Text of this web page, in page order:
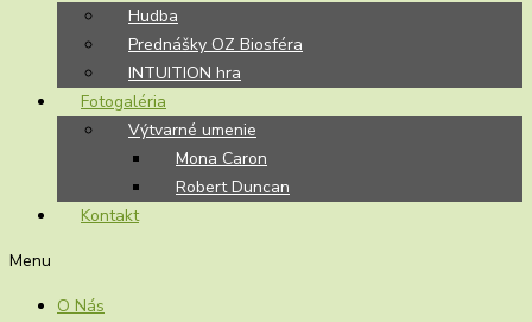
Hudba
Prednášky OZ Biosféra
INTUITION hra
Fotogaléria
Výtvarné umenie
Mona Caron
Robert Duncan
Kontakt
Menu
O Nás